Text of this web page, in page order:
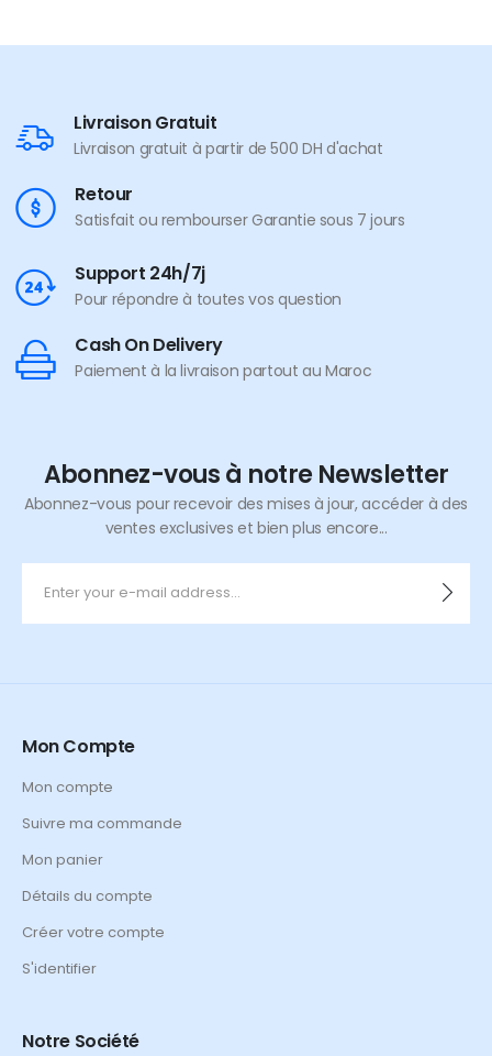
Livraison Gratuit
Livraison gratuit à partir de 500 DH d'achat
Retour
Satisfait ou rembourser Garantie sous 7 jours
Support 24h/7j
Pour répondre à toutes vos question
Cash On Delivery
Paiement à la livraison partout au Maroc
Abonnez-vous à notre Newsletter
Abonnez-vous pour recevoir des mises à jour, accéder à des
ventes exclusives et bien plus encore...
Mon Compte
Mon compte
Suivre ma commande
Mon panier
Détails du compte
Créer votre compte
S'identifier
Notre Société